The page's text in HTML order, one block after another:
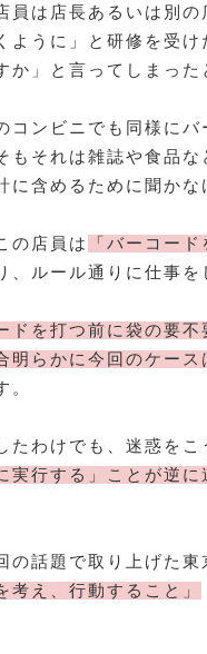
員は店長あるいは別
ように」と研修を受
か」と言ってしまった
コンビニでも同様に
もそれは雑誌や食品
に含めるために聞かな
の店員は
「バーコー
、ルール通りに仕事
ドを打つ前に袋の要
明らかに今回のケース
。
たわけでも、迷惑を
実行する」ことが逆
の話題で取り上げた東
考え、行動すること」